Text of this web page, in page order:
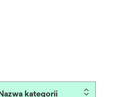
kategorii